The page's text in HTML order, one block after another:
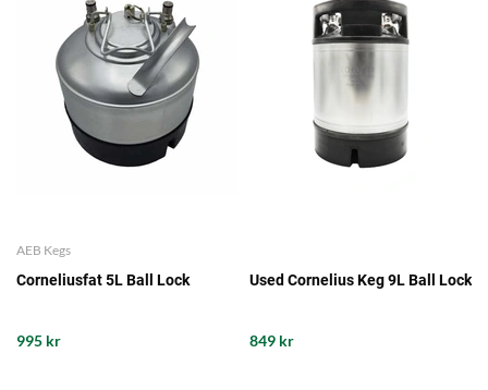
AEB Kegs
Corneliusfat 5L Ball Lock
995 kr
Used Cornelius Keg 9L Ball Lock
849 kr